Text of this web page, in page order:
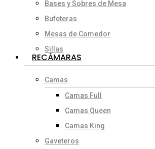
Bases y Sobres de Mesa
Bufeteras
Mesas de Comedor
Sillas
RECÁMARAS
Camas
Camas Full
Camas Queen
Camas King
Gaveteros